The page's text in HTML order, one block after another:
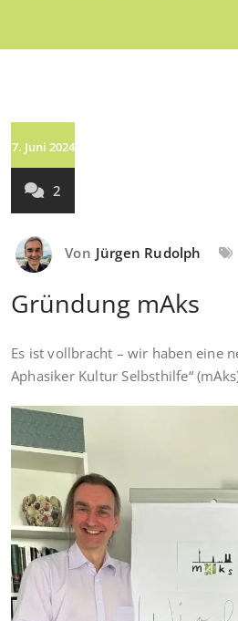
7. Juni 2024
2
Von Jürgen Rudolph
Gründung mAks
Es ist vollbracht – wir haben eine
Aphasiker Kultur Selbsthilfe“